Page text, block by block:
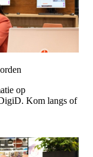
op
Kom langs of